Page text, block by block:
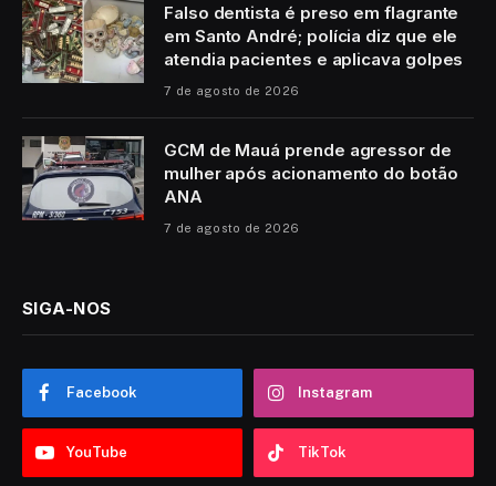
Falso dentista é preso em flagrante
em Santo André; polícia diz que ele
atendia pacientes e aplicava golpes
7 de agosto de 2026
GCM de Mauá prende agressor de
mulher após acionamento do botão
ANA
7 de agosto de 2026
SIGA-NOS
Facebook Instagram
YouTube TikTok